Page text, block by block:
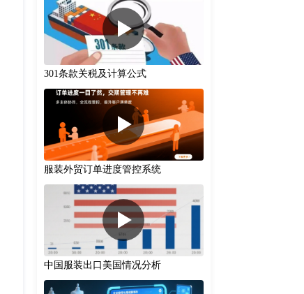
301条款关税‌及计算公式
服装外贸订单进度管控系统
中国服装出口美国情况分析